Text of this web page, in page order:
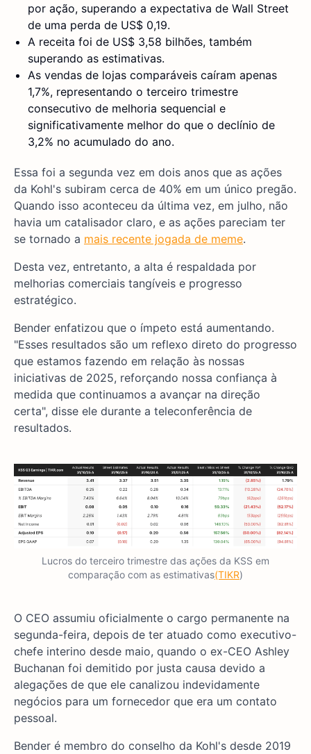
por ação, superando a expectativa de Wall Street
de uma perda de US$ 0,19.
A receita foi de US$ 3,58 bilhões, também
superando as estimativas.
As vendas de lojas comparáveis caíram apenas
1,7%, representando o terceiro trimestre
consecutivo de melhoria sequencial e
significativamente melhor do que o declínio de
3,2% no acumulado do ano.
Essa foi a segunda vez em dois anos que as ações
da Kohl's subiram cerca de 40% em um único pregão.
Quando isso aconteceu da última vez, em julho, não
havia um catalisador claro, e as ações pareciam ter
se tornado a mais recente jogada de meme.
Desta vez, entretanto, a alta é respaldada por
melhorias comerciais tangíveis e progresso
estratégico.
Bender enfatizou que o ímpeto está aumentando.
"Esses resultados são um reflexo direto do progresso
que estamos fazendo em relação às nossas
iniciativas de 2025, reforçando nossa confiança à
medida que continuamos a avançar na direção
certa", disse ele durante a teleconferência de
resultados.
Lucros do terceiro trimestre das ações da KSS em
comparação com as estimativas(TIKR)
O CEO assumiu oficialmente o cargo permanente na
segunda-feira, depois de ter atuado como executivo-
chefe interino desde maio, quando o ex-CEO Ashley
Buchanan foi demitido por justa causa devido a
alegações de que ele canalizou indevidamente
negócios para um fornecedor que era um contato
pessoal.
Bender é membro do conselho da Kohl's desde 2019